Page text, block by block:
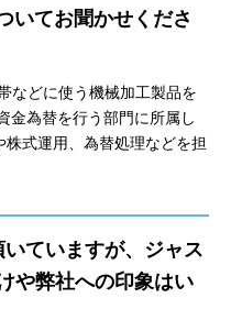
いてお聞かせくださ
などに使う機械加工製品を
金為替を行う部門に所属し
式運用、為替処理などを担
ていますが、ジャス
や弊社への印象はい